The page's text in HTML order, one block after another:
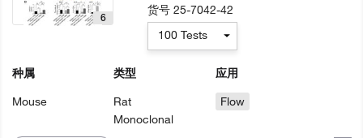
6
种属
Mouse
类型
Rat
Monoclonal
应用
Flow
货号25-7042-42
100 Tests